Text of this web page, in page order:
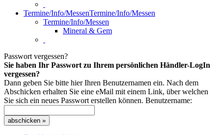
Termine/Info/MessenTermine/Info/Messen
Termine/Info/Messen
Mineral & Gem
Passwort vergessen?
Sie haben Ihr Passwort zu Ihrem persönlichen Händler-LogIn
vergessen?
Dann geben Sie bitte hier Ihren Benutzernamen ein. Nach dem
Abschicken erhalten Sie eine eMail mit einem Link, über welchen
Sie sich ein neues Passwort erstellen können. Benutzername:
abschicken »